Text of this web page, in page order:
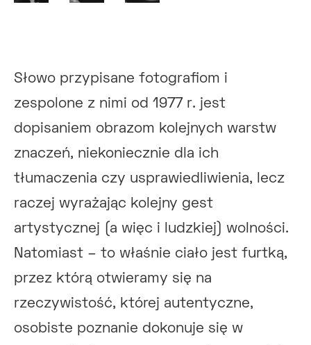
Słowo przypisane fotografiom i
zespolone z nimi od 1977 r. jest
dopisaniem obrazom kolejnych warstw
znaczeń, niekoniecznie dla ich
tłumaczenia czy usprawiedliwienia, lecz
raczej wyrażając kolejny gest
artystycznej (a więc i ludzkiej) wolności.
Natomiast – to właśnie ciało jest furtką,
przez którą otwieramy się na
rzeczywistość, której autentyczne,
osobiste poznanie dokonuje się w